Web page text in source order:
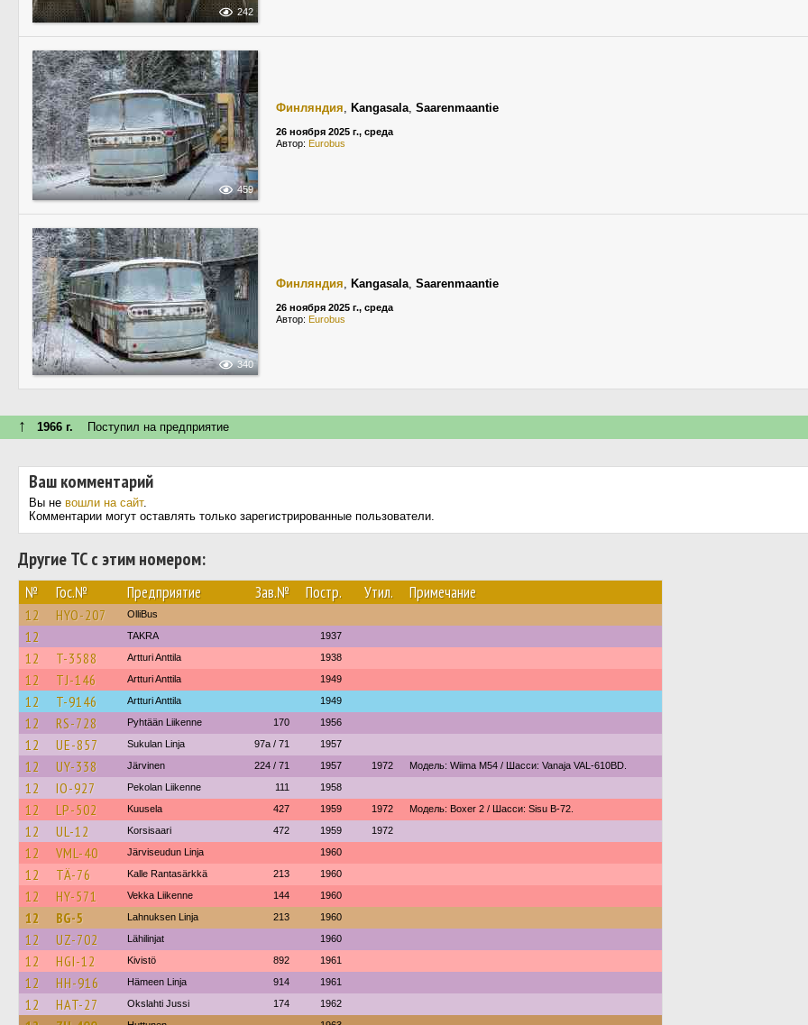
242
459
Финляндия, Kangasala, Saarenmaantie
26 ноября 2025 г., среда
Автор: Eurobus
340
Финляндия, Kangasala, Saarenmaantie
26 ноября 2025 г., среда
Автор: Eurobus
↑ 1966 г. Поступил на предприятие
Ваш комментарий
Вы не вошли на сайт.
Комментарии могут оставлять только зарегистрированные пользователи.
Другие ТС с этим номером:
№ Гос.№ Предприятие Зав.№ Постр. Утил. Примечание
12 HYO-207 OlliBus
12 TAKRA 1937
12 T-3588 Artturi Anttila 1938
12 TJ-146 Artturi Anttila 1949
12 T-9146 Artturi Anttila 1949
12 RS-728 Pyhtään Liikenne 170 1956
12 UE-857 Sukulan Linja 97a / 71 1957
12 UY-338 Järvinen 224 / 71 1957 1972 Модель: Wiima M54 / Шасси: Vanaja VAL-610BD.
12 IO-927 Pekolan Liikenne 111 1958
12 LP-502 Kuusela 427 1959 1972 Модель: Boxer 2 / Шасси: Sisu B-72.
12 UL-12 Korsisaari 472 1959 1972
12 VML-40 Järviseudun Linja 1960
12 TÄ-76 Kalle Rantasärkkä 213 1960
12 HY-571 Vekka Liikenne 144 1960
12 BG-5 Lahnuksen Linja 213 1960
12 UZ-702 Lähilinjat 1960
12 HGI-12 Kivistö 892 1961
12 HH-916 Hämeen Linja 914 1961
12 HAT-27 Okslahti Jussi 174 1962